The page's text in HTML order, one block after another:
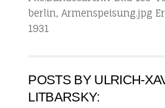
berlin, Armenspeisung.jpg
1931
POSTS BY ULRICH-
LITBARSKY: